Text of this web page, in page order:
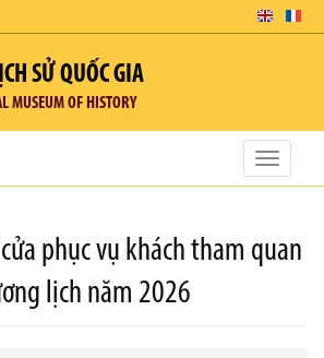
SỬ QUỐC GIA
MUSEUM OF HISTORY
Toggle
phục vụ khách tham quan
lịch năm 2026